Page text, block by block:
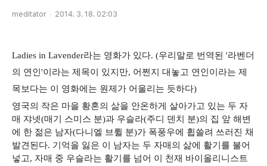
meditator 2014. 3. 18. 02:03
Ladies in Lavender라는 영화가 있다. (우리말로 번역된 '라벤더
의 연인'이라는 제목이 있지만, 어쩐지 대놓고 연인이라는 제
목보다는 이 영화에는 원제가 어울리는 듯하다)
영국의 작은 마을 황혼의 삶을 안온하게 살아가고 있는 두 자
매 쟈넷(매기 스미스 분)과 우슬라(주디 덴치 분)의 집 앞 해변
에 한 젊은 남자(다니엘 브륄 분)가 폭풍우에 휩쓸려 쓰러진 채
발견된다. 기억을 잃은 이 남자는 두 자매의 삶에 활기를 불어
넣고, 자매 중 우슬라는 활기를 넘어 이 천재 바이올리니스트